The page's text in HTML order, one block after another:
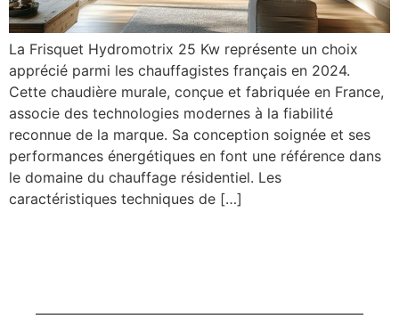
La Frisquet Hydromotrix 25 Kw représente un choix
apprécié parmi les chauffagistes français en 2024.
Cette chaudière murale, conçue et fabriquée en France,
associe des technologies modernes à la fiabilité
reconnue de la marque. Sa conception soignée et ses
performances énergétiques en font une référence dans
le domaine du chauffage résidentiel. Les
caractéristiques techniques de […]